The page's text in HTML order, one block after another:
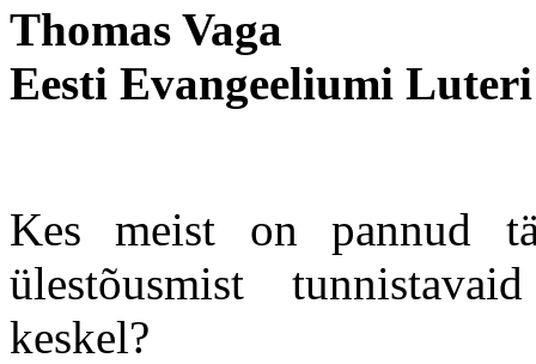
Thomas Vaga
Eesti Evangeeliumi
Kes meist on pannud
ülestõusmist
keskel?